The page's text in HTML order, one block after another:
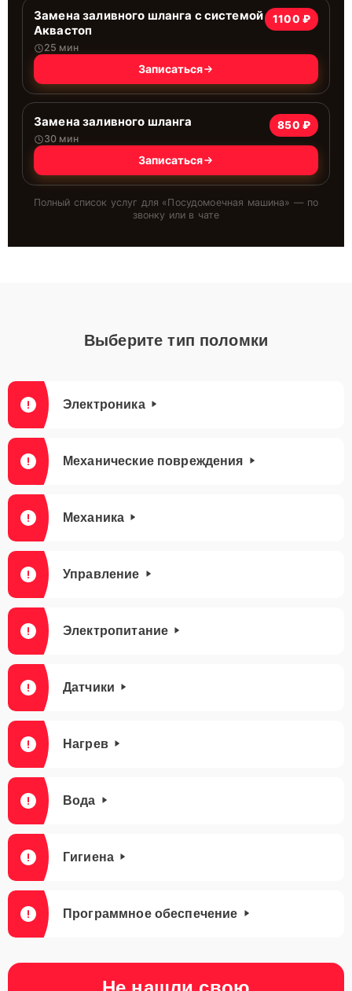
Замена заливного шланга с системой
Аквастоп
25 мин
1100 ₽
Записаться
Замена заливного шланга
30 мин
850 ₽
Записаться
Полный список услуг для «Посудомоечная машина» — по
звонку или в чате
Выберите тип поломки
Электроника
Механические повреждения
Механика
Управление
Электропитание
Датчики
Нагрев
Вода
Гигиена
Программное обеспечение